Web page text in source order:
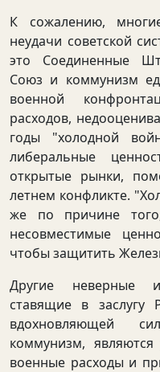
К сожалению,
неудачи советской
это Соединенные
Союз и коммунизм
военной
расходов,
годы "холодной
либеральные
открытые рынки,
летнем конфликте.
же по причине
несовместимые
чтобы защитить
Другие неверные
ставящие в заслугу
вдохновляющей
коммунизм,
военные расходы и